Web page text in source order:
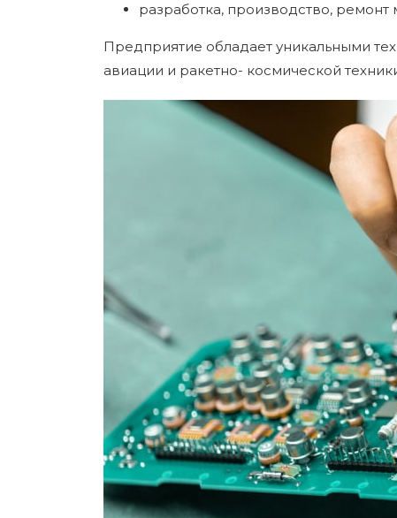
разработка, производство,
Предприятие обладает уникальными
авиации и ракетно- космической